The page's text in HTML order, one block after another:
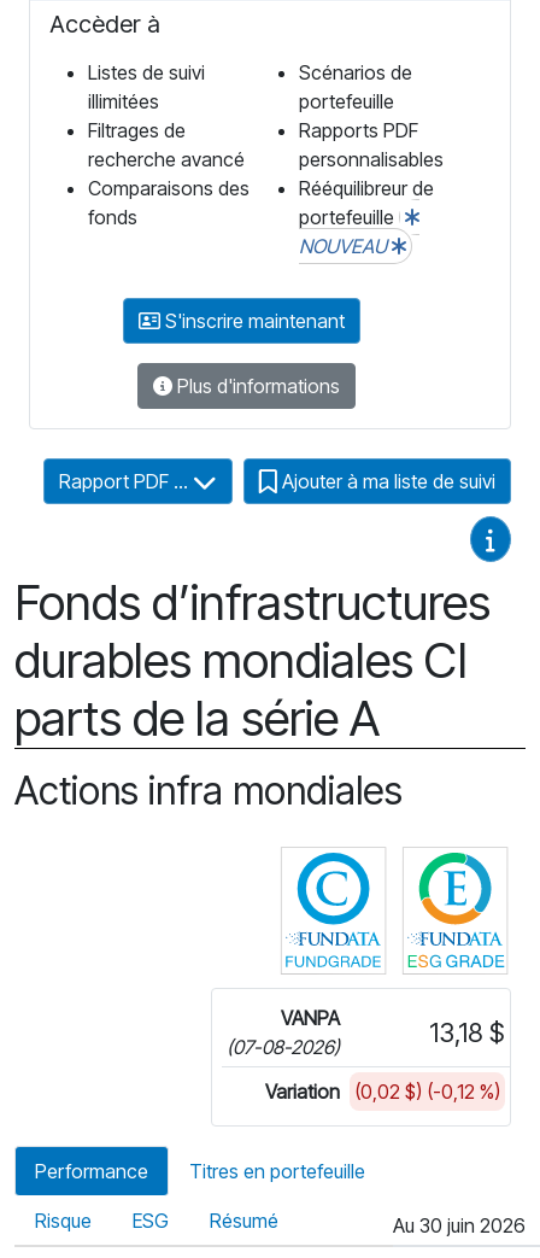
Accèder à
Listes de suivi
illimitées
Filtrages de
recherche avancé
Comparaisons des
fonds
Scénarios de
portefeuille
Rapports PDF
personnalisables
Rééquilibreur de
portefeuille
NOUVEAU
S'inscrire maintenant
Plus d'informations
Fonds d’infrastructures
durables mondiales CI
parts de la série A
Rapport PDF ... Ajouter à ma liste de suivi
Actions infra mondiales
Cliquez pour
VANPA
(07-08-2026)
13,18 $
Variation (0,02 $) (-0,12 %)
Performance Titres en portefeuille
Risque ESG Résumé Au 30 juin 2026